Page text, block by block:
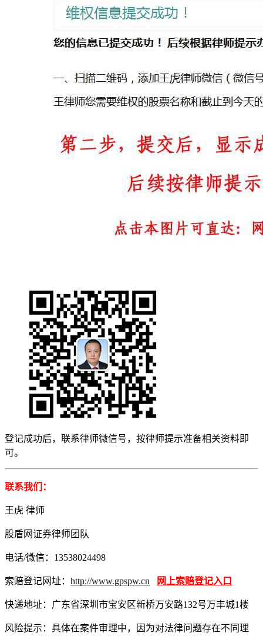
登记成功后，联系律师微信号，按律师提示准备相关资料即
可。
联系我们：
王虎 律师
股盾网证券律师团队
电话/微信：13538024498
索赔登记网址： http://www.gpspw.cn 网上索赔登记入口
快递地址：广东省深圳市宝安区新桥万安路132号万丰城1楼
风险提示：具体在案件审理中，因为对法律问题存在不同理